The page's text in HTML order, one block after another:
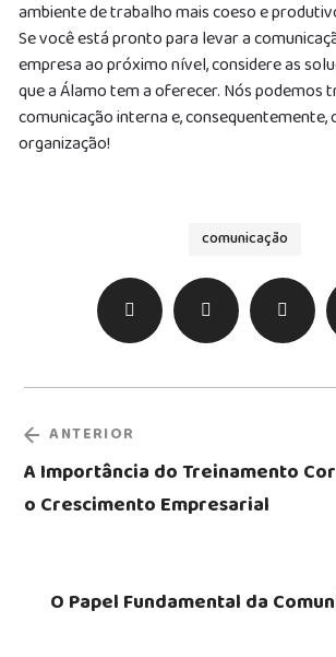
ambiente de trabalho mais coeso e
Se você está pronto para levar a
empresa ao próximo nível, considere as
que a Álamo tem a oferecer. Nós podemos
comunicação interna e, consequentemente,
organização!
comunicação
ANTERIOR
A Importância do Treinamento
o Crescimento Empresarial
O Papel Fundamental da